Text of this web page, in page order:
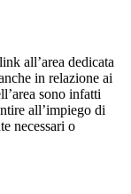
all’area dedicata
in relazione ai
sono infatti
all’impiego di
necessari o